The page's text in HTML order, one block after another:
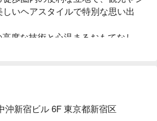
いヘアスタイルで特別な思い出
度な技術と心温まるおもてなし
仕上がりを実感いただけます。
な立地で、観光やショッピングの
レッシュしませんか？ 外国から
沖新宿ビル 6F 東京都新宿区